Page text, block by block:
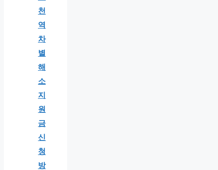
천
역
차
별
해
소
지
원
금
신
청
방